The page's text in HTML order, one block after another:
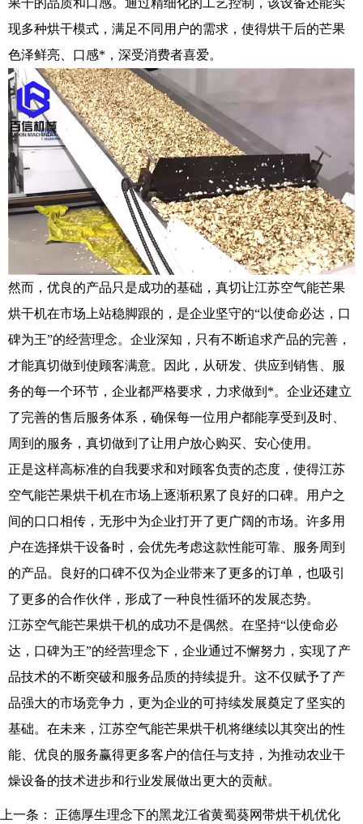
果干的品质和口感。通过精细化的工艺控制，该设备还能实
现多种烘干模式，满足不同用户的需求，使得烘干后的芒果
色泽鲜亮、口感*，深受消费者喜爱。
然而，优良的产品只是成功的基础，真切让江苏空气能芒果
烘干机在市场上站稳脚跟的，是企业坚守的“以使命必达，口
碑为王”的经营理念。企业深知，只有不断追求产品的完善，
才能真切做到使顾客满意。因此，从研发、供应到销售、服
务的每一个环节，企业都严格要求，力求做到*。企业还建立
了完善的售后服务体系，确保每一位用户都能享受到及时、
周到的服务，真切做到了让用户放心购买、安心使用。
正是这样高标准的自我要求和对顾客负责的态度，使得江苏
空气能芒果烘干机在市场上逐渐积累了良好的口碑。用户之
间的口口相传，无形中为企业打开了更广阔的市场。许多用
户在选择烘干设备时，会优先考虑这款性能可靠、服务周到
的产品。良好的口碑不仅为企业带来了更多的订单，也吸引
了更多的合作伙伴，形成了一种良性循环的发展态势。
江苏空气能芒果烘干机的成功不是偶然。在坚持“以使命必
达，口碑为王”的经营理念下，企业通过不懈努力，实现了产
品技术的不断突破和服务品质的持续提升。这不仅赋予了产
品强大的市场竞争力，更为企业的可持续发展奠定了坚实的
基础。在未来，江苏空气能芒果烘干机将继续以其突出的性
能、优良的服务赢得更多客户的信任与支持，为推动农业干
燥设备的技术进步和行业发展做出更大的贡献。
上一条： 正德厚生理念下的黑龙江省黄蜀葵网带烘干机优化